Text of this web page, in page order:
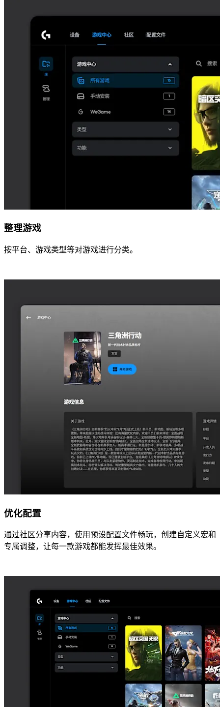
整理游戏
按平台、游戏类型等对游戏进行分类。
优化配置
通过社区分享内容，使用预设配置文件畅玩，创建自定义宏和
专属调整，让每一款游戏都能发挥最佳效果。